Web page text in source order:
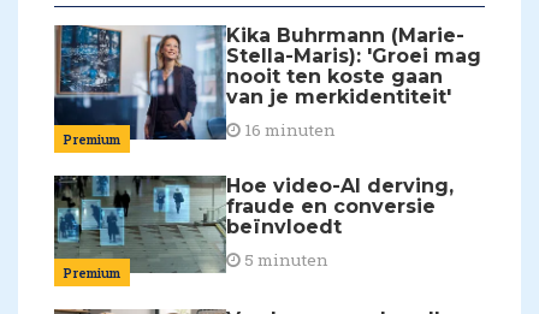
Premium
Kika Buhrmann (Marie-
Stella-Maris): 'Groei mag
nooit ten koste gaan
van je merkidentiteit'
16 minuten
Premium
Hoe video-AI derving,
fraude en conversie
beïnvloedt
5 minuten